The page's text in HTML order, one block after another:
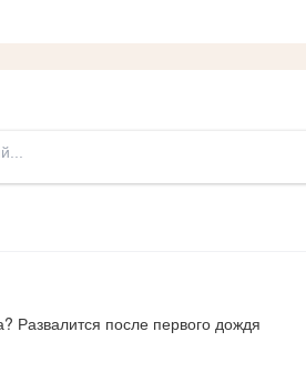
Развалится после первого дождя